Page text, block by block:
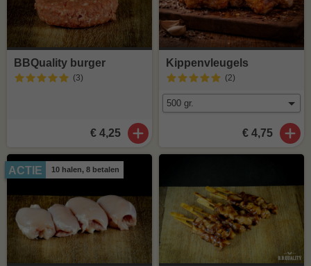
BBQuality burger
(3)
€ 4,25
Kippenvleugels
(2)
€ 4,75
ACTIE 10 halen, 8 betalen